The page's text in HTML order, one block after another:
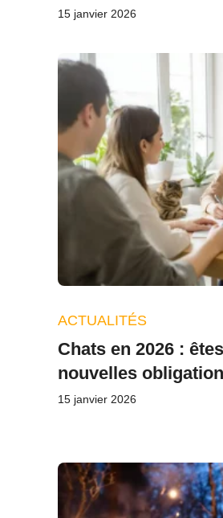
15 janvier 2026
ACTUALITÉS
Chats en 2026 :
nouvelles
15 janvier 2026